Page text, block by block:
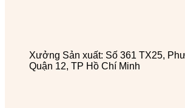
Xưởng Sản xuất: Số 361 TX25,
Quận 12, TP Hồ Chí Minh